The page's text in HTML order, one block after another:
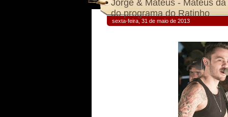
Jorge & Mateus - Mateus
do programa do Ratinho
sexta-feira, 31 de maio de 2013